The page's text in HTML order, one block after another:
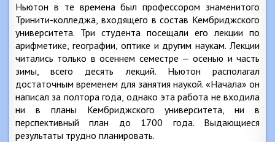
Ньютон в те времена был профессором знаменитого
Тринити-колледжа, входящего в состав Кембриджского
университета. Три студента посещали его лекции по
арифметике, географии, оптике и другим наукам. Лекции
читались только в осеннем семестре — осенью и часть
зимы, всего десять лекций. Ньютон располагал
достаточным временем для занятия наукой. «Начала» он
написал за полтора года, однако эта работа не входила
ни в планы Кембриджского университета, ни в
перспективный план до 1700 года. Выдающиеся
результаты трудно планировать.